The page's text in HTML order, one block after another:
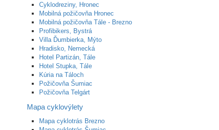
Cyklodreziny, Hronec
Mobilná požičovňa Hronec
Mobilná požičovňa Tále - Brezno
Profibikers, Bystrá
Villa Ďumbierka, Mýto
Hradisko, Nemecká
Hotel Partizán, Tále
Hotel Stupka, Tále
Kúria na Táloch
Požičovňa Šumiac
Požičovňa Telgárt
Mapa cyklovýlety
Mapa cyklotrás Brezno